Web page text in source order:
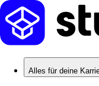
Alles für deine